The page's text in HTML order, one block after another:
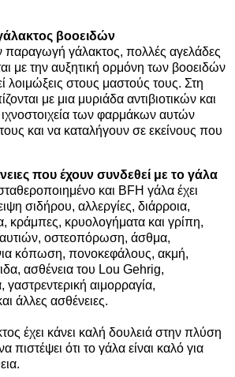
βοοειδών
παραγωγή γάλακτος, πολλές αγελάδες
με την αυξητική ορμόνη των βοοειδών
στους μαστούς τους. Στη
με μια μυριάδα αντιβιοτικών και
των φαρμάκων αυτών
και να καταλήγουν σε εκείνους που
που έχουν συνδεθεί με το γάλα
και BFH γάλα έχει
σιδήρου, αλλεργίες, διάρροια,
κράμπες, κρυολογήματα και γρίπη,
αυτιών, οστεοπόρωση, άσθμα,
κόπωση, πονοκεφάλους, ακμή,
ασθένεια του Lou Gehrig,
γαστρεντερική αιμορραγία,
άλλες ασθένειες.
έχει κάνει καλή δουλειά στην πλύση
πιστέψει ότι το γάλα είναι καλό για